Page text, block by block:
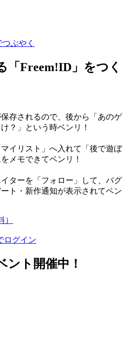
ぶやく
「 Freem!ID 」をつく
存されるので、後から「あのゲ
？」という時ベンリ！
イリスト」へ入れて「後で遊ぼ
メモできてベンリ！
ターを「フォロー」して、バグ
ト・新作通知が表示されてベン
ログイン
ント開催中！